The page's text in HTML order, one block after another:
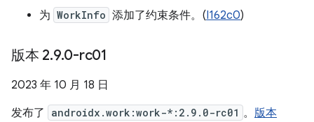
为 WorkInfo 添加了约束条件。(I162c0)
版本 2.9.0-rc01
2023 年 10 月 18 日
发布了
androidx.work:work-*:2.9.0-rc01 。 版本